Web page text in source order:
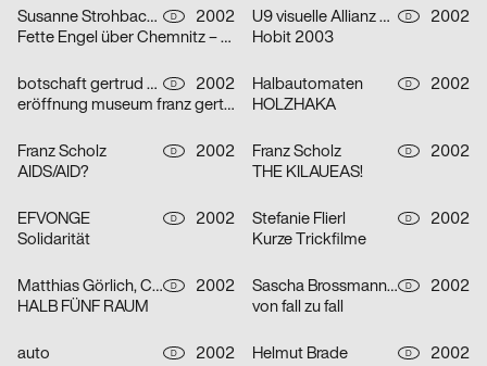
Susanne Strohbach, Ralf Wolfermann D
2002
Fette Engel über Chemnitz – Serie von vier Plakaten
U9 visuelle Allianz GmbH D
2002
Hobit 2003
botschaft gertrud nolte visuelle kommunikation und beratung D
2002
eröffnung museum franz gertsch
Halbautomaten D
2002
HOLZHAKA
Franz Scholz D
2002
AIDS/AID?
Franz Scholz D
2002
THE KILAUEAS!
EFVONGE D
2002
Solidarität
Stefanie Flierl D
2002
Kurze Trickfilme
Matthias Görlich, Charalampos Lazos D
2002
HALB FÜNF RAUM
Sascha Brossmann, Heike Grebin, Nina Lehmann D
2002
von fall zu fall
auto D
2002
Helmut Brade D
2002